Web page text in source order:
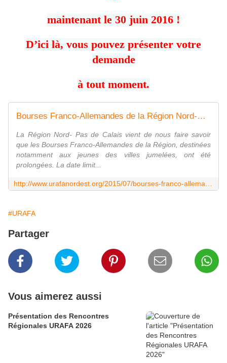
maintenant le 30 juin 2016 !
D’ici là, vous pouvez présenter votre
demande
à tout moment.
Bourses Franco-Allemandes de la Région Nord-Pas de Calais pour Jeunes des villes jumelées - URAFA NORD-EST POUR L' EUROPE
La Région Nord- Pas de Calais vient de nous faire savoir
que les Bourses Franco-Allemandes de la Région, destinées
notamment aux jeunes des villes jumelées, ont été
prolongées. La date limit...
#URAFA
Partager
Vous aimerez aussi
Présentation des Rencontres
Régionales URAFA 2026